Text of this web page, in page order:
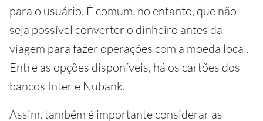
para o usuário. É comum, no entanto, que não
seja possível converter o dinheiro antes da
viagem para fazer operações com a moeda local.
Entre as opções disponíveis, há os cartões dos
bancos Inter e Nubank.
Assim, também é importante considerar as